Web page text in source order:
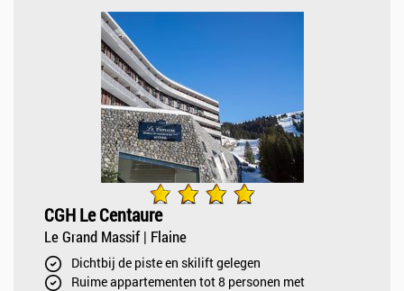
CGH Le Centaure
Le Grand Massif | Flaine
Dichtbij de piste en skilift gelegen
Ruime appartementen tot 8 personen met